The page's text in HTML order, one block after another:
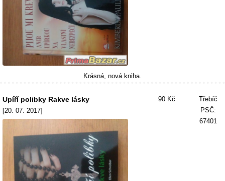
Krásná, nová kniha.
Upíří polibky Rakve lásky
[20. 07. 2017]
90 Kč
Třebíč
PSČ:
67401